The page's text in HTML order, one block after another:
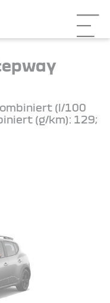
(l/100
(g/km): 129;